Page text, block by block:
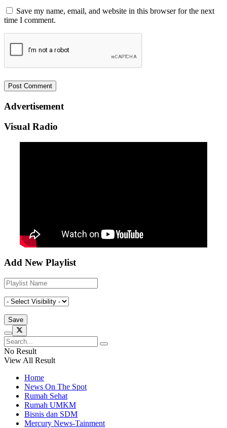
Save my name, email, and website in this browser for the next
time I comment.
Advertisement
Visual Radio
Add New Playlist
No Result
View All Result
Home
News On The Spot
Rumah Sehat
Rumah UMKM
Bisnis dan SDM
Mercury News-Tainment